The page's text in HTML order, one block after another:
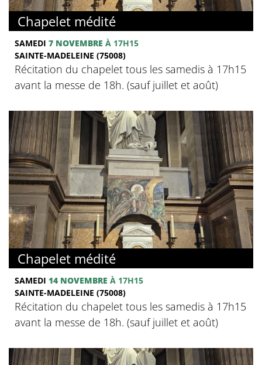
Chapelet médité
SAMEDI 7 NOVEMBRE À 17H15
SAINTE-MADELEINE (75008)
Récitation du chapelet tous les samedis à 17h15
avant la messe de 18h. (sauf juillet et août)
Chapelet médité
SAMEDI 14 NOVEMBRE À 17H15
SAINTE-MADELEINE (75008)
Récitation du chapelet tous les samedis à 17h15
avant la messe de 18h. (sauf juillet et août)